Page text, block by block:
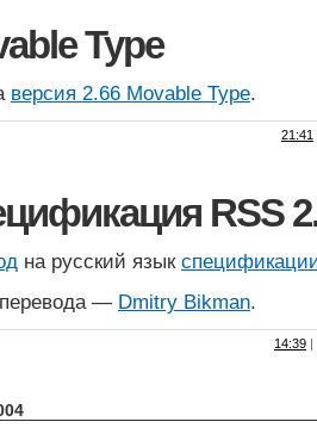
Type
версия 2.66 Movable Type.
21:41
RSS
на русский язык
— Dmitry Bikman.
14:39 |